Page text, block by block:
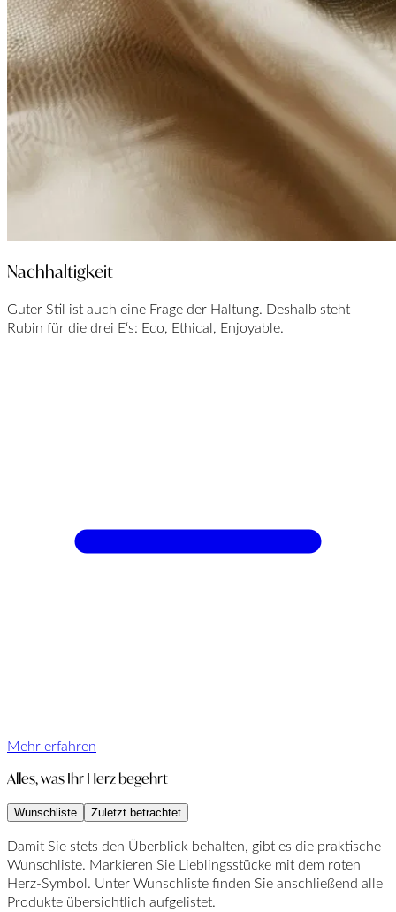
Nachhaltigkeit
Guter Stil ist auch eine Frage der Haltung. Deshalb steht
Rubin für die drei E‘s: Eco, Ethical, Enjoyable.
Mehr erfahren
Alles, was Ihr Herz begehrt
Wunschliste Zuletzt betrachtet
Damit Sie stets den Überblick behalten, gibt es die praktische
Wunschliste. Markieren Sie Lieblingsstücke mit dem roten
Herz-Symbol. Unter Wunschliste finden Sie anschließend alle
Produkte übersichtlich aufgelistet.